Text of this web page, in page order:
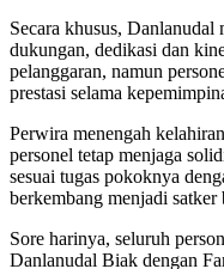
Secara khusus, Danlanudal
dukungan, dedikasi dan
pelanggaran, namun
prestasi selama
Perwira menengah
personel tetap menjaga
sesuai tugas pokoknya
berkembang menjadi
Sore harinya, seluruh
Danlanudal Biak dengan